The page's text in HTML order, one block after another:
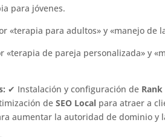
para jóvenes.
«terapia para adultos» y «manejo de
«terapia de pareja personalizada» y
✔ Instalación y configuración de Rank
de SEO Local para atraer a
aumentar la autoridad de dominio y